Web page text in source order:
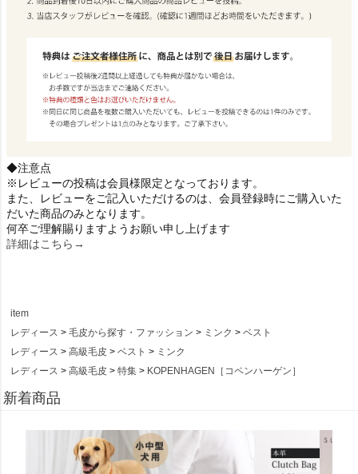
◆注意点
※レビューの投稿は会員様限定となっております。
また、レビューをご記入いただけるのは、会員登録時にご購入いた
だいた商品のみとなります。
何卒ご理解賜りますようお願い申し上げます
詳細はこちら→
item
レディース
毛皮から探す・ファッション ミンク
ベスト
レディース
高級毛皮 ベスト
ミンク
レディース
高級毛皮 特集 KOPENHAGEN［コペンハーゲン］
新着商品